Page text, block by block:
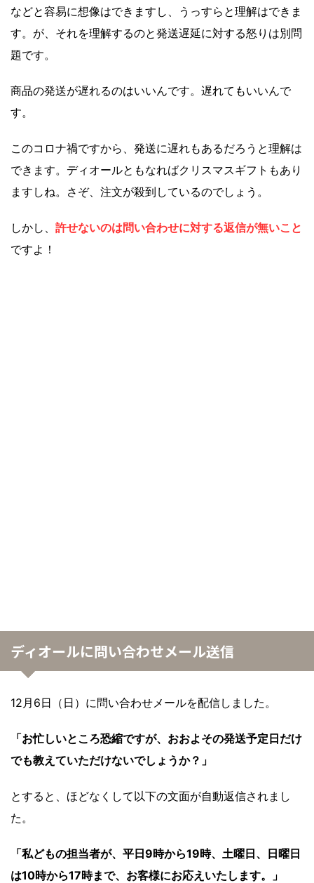
などと容易に想像はできますし、うっすらと理解はできま
す。が、それを理解するのと発送遅延に対する怒りは別問
題です。
商品の発送が遅れるのはいいんです。遅れてもいいんで
す。
このコロナ禍ですから、発送に遅れもあるだろうと理解は
できます。ディオールともなればクリスマスギフトもあり
ますしね。さぞ、注文が殺到しているのでしょう。
しかし、 許せないのは問い合わせに対する返信が無いこと
ですよ！
ディオールに問い合わせメール送信
12月6日（日）に問い合わせメールを配信しました。
「お忙しいところ恐縮ですが、おおよその発送予定日だけ
でも教えていただけないでしょうか？」
とすると、ほどなくして以下の文面が自動返信されまし
た。
「私どもの担当者が、平日9時から19時、土曜日、日曜日
は10時から17時まで、お客様にお応えいたします。」